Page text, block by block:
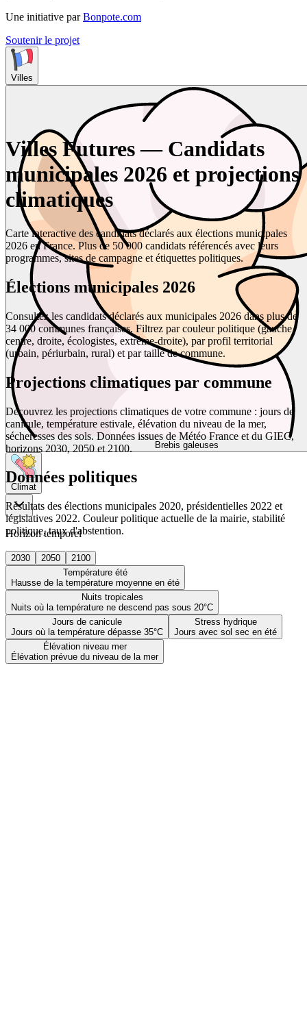
Une initiative par Bonpote.com
Soutenir le projet
Villes
Brebis galeuses
Climat
Horizon temporel
2030 2050
2100
Température été
Hausse de la température moyenne en été
Nuits tropicales
Nuits où la température ne descend pas sous 20°C
Jours de canicule
Jours où la température dépasse 35°C
Stress hydrique
Jours avec sol sec en été
Élévation niveau mer
Élévation prévue du niveau de la mer
Villes Futures — Candidats
municipales 2026 et projections
climatiques
Carte interactive des candidats déclarés aux élections municipales
2026 en France. Plus de 50 000 candidats référencés avec leurs
programmes, sites de campagne et étiquettes politiques.
Élections municipales 2026
Consultez les candidats déclarés aux municipales 2026 dans plus de
34 000 communes françaises. Filtrez par couleur politique (gauche,
centre, droite, écologistes, extrême-droite), par profil territorial
(urbain, périurbain, rural) et par taille de commune.
Projections climatiques par commune
Découvrez les projections climatiques de votre commune : jours de
canicule, température estivale, élévation du niveau de la mer,
sécheresses des sols. Données issues de Météo France et du GIEC,
horizons 2030, 2050 et 2100.
Données politiques
Résultats des élections municipales 2020, présidentielles 2022 et
législatives 2022. Couleur politique actuelle de la mairie, stabilité
politique, taux d'abstention.